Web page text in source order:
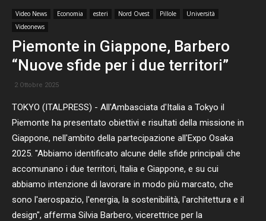
Video News Economia esteri Nord Ovest Pillole
Università
Videonews
Piemonte in Giappone, Barbero
“Nuove sfide per i due territori”
2 Ottobre 2025
TOKYO (ITALPRESS) - All'Ambasciata d'Italia a Tokyo il
Piemonte ha presentato obiettivi e risultati della missione in
Giappone, nell'ambito della partecipazione all'Expo Osaka
2025. "Abbiamo identificato alcune delle sfide principali che
accomunano i due territori, Italia e Giappone, e su cui
abbiamo intenzione di lavorare in modo più marcato, che
sono l'aerospazio, l'energia, la sostenibilità, l'architettura e il
design", afferma Silvia Barbero, vicerettrice per la